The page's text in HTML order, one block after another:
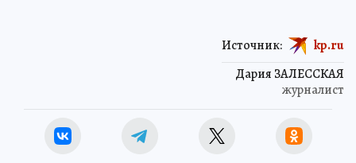
Дария ЗАЛЕССКАЯ
журналист
Источник: kp.ru